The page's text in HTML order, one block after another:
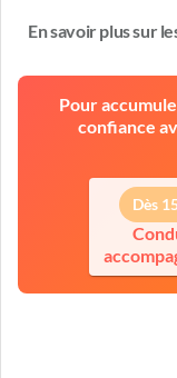
En savoir plus sur
Pour
confiance
Dès